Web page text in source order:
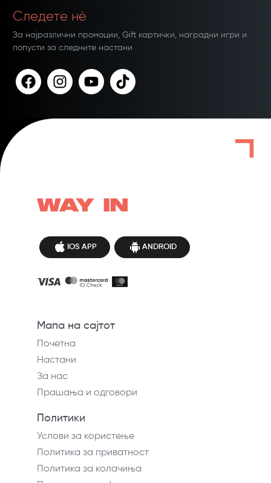
Следете нѐ
За најразлични промоции, Gift картички, наградни игри и
попусти за следните настани
IOS APP ANDROID
Мапа на сајтот
Почетна
Настани
За нас
Прашања и одговори
Политики
Услови за користење
Политика за приватност
Политика за колачиња